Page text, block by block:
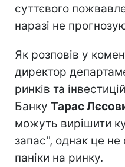
суттєвого
наразі не
Як розповів у
директор
ринків та
Банку Тарас
можуть вирішити
запас'', однак це
паніки на ринку.